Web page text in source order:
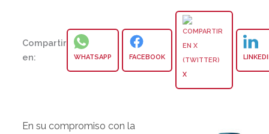
Compartir
en:
WHATSAPP FACEBOOK
X
En su compromiso con la